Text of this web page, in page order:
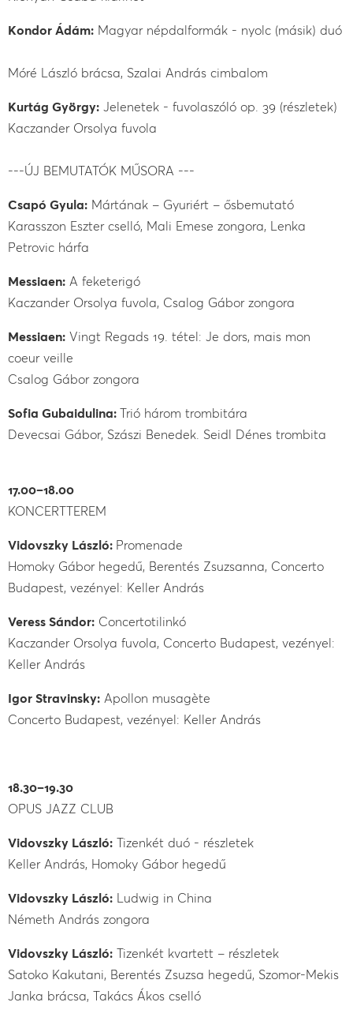
Kondor Ádám: Magyar népdalformák - nyolc (másik) duó
Móré László brácsa, Szalai András cimbalom
Kurtág György: Jelenetek - fuvolaszóló op. 39 (részletek)
Kaczander Orsolya fuvola
---ÚJ BEMUTATÓK MŰSORA ---
Csapó Gyula: Mártának – Gyuriért – ősbemutató
Karasszon Eszter cselló, Mali Emese zongora, Lenka
Petrovic hárfa
Messiaen: A feketerigó
Kaczander Orsolya fuvola, Csalog Gábor zongora
Messiaen: Vingt Regads 19. tétel: Je dors, mais mon
coeur veille
Csalog Gábor zongora
Sofia Gubaidulina: Trió három trombitára
Devecsai Gábor, Szászi Benedek. Seidl Dénes trombita
17.00–18.00
KONCERTTEREM
Vidovszky László: Promenade
Homoky Gábor hegedű, Berentés Zsuzsanna, Concerto
Budapest, vezényel: Keller András
Veress Sándor: Concertotilinkó
Kaczander Orsolya fuvola, Concerto Budapest, vezényel:
Keller András
Igor Stravinsky: Apollon musagète
Concerto Budapest, vezényel: Keller András
18.30–19.30
OPUS JAZZ CLUB
Vidovszky László: Tizenkét duó - részletek
Keller András, Homoky Gábor hegedű
Vidovszky László: Ludwig in China
Németh András zongora
Vidovszky László: Tizenkét kvartett – részletek
Satoko Kakutani, Berentés Zsuzsa hegedű, Szomor-Mekis
Janka brácsa, Takács Ákos cselló